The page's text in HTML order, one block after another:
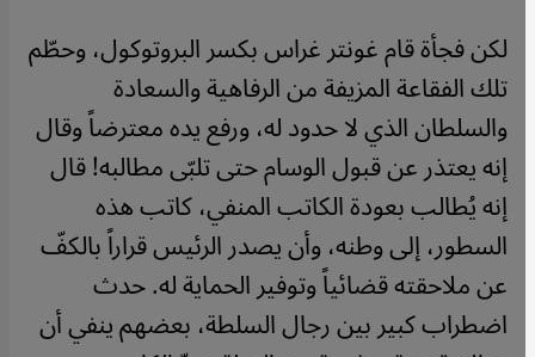
لكن فجأة قام غونتر غراس بكسر البروتوكول، وحطّم
تلك الفقاعة المزيفة من الرفاهية والسعادة
والسلطان الذي لا حدود له، ورفع يده معترضاً وقال
إنه يعتذر عن قبول الوسام حتى تلبّى مطالبه! قال
إنه يُطالب بعودة الكاتب المنفي، كاتب هذه
السطور، إلى وطنه، وأن يصدر الرئيس قراراً بالكفّ
عن ملاحقته قضائياً وتوفير الحماية له. حدث
اضطراب كبير بين رجال السلطة، بعضهم ينفي أن